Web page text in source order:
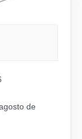
de